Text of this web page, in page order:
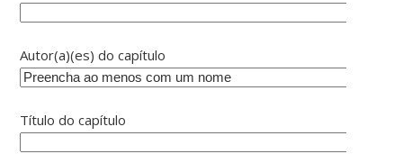
Autor(a)(es) do capítulo
Título do capítulo